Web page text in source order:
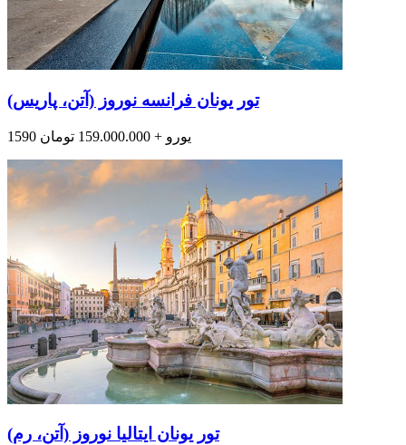
تور یونان فرانسه نوروز (آتن، پاریس)
1590 یورو + 159.000.000 تومان
تور یونان ایتالیا نوروز (آتن، رم)